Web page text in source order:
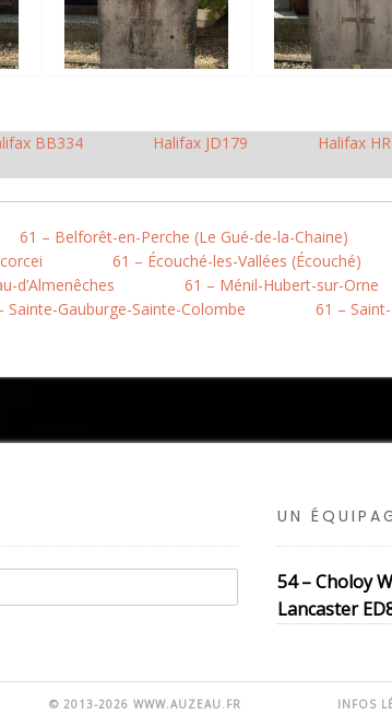
BB334 Halifax JD179 Halifax
61 – Belforêt-en-Perche (Le Gué-de-la-Chaine)
61 – Écouché-les-Vallées (Écouché)
d’Almenêches 61 – Ménil-Hubert-sur-Orne
Sainte-Gauburge-Sainte-Colombe 61 –
UN
54 – Choloy
Lancaster
© 2013-2026 WWW.AUZEAU.FR INFOS